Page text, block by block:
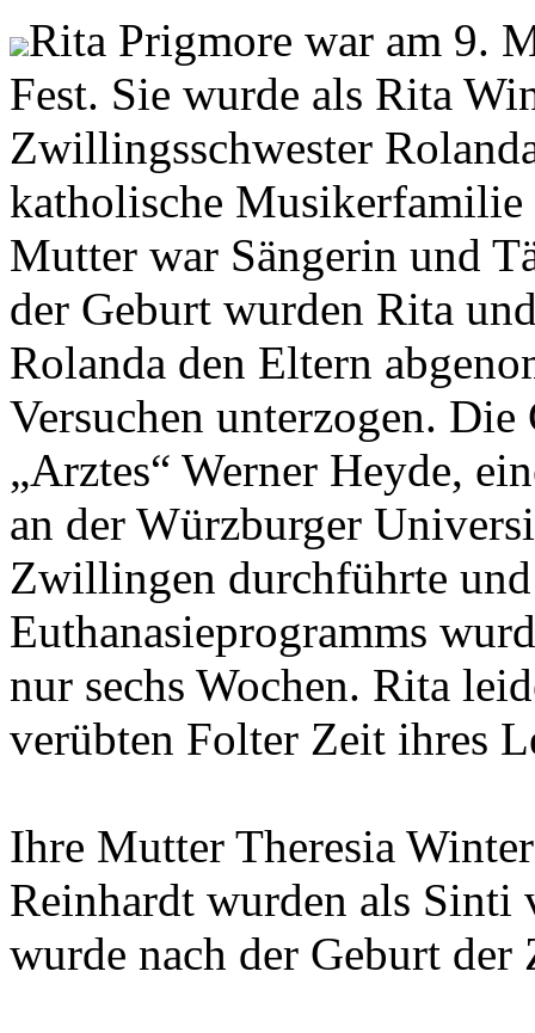
Rita Prigmore war am 9.
Fest. Sie wurde als Rita
Zwillingsschwester
katholische
Mutter war Sängerin und
der Geburt wurden Rita
Rolanda den Eltern
Versuchen unterzogen.
„Arztes“ Werner Heyde,
an der Würzburger
Zwillingen durchführte
Euthanasieprogramms
nur sechs Wochen. Rita
verübten Folter Zeit ihres
Ihre Mutter Theresia
Reinhardt wurden als Sinti
wurde nach der Geburt